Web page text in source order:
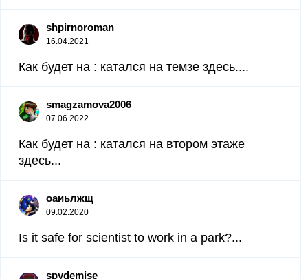
shpirnoroman
16.04.2021
Как будет на : катался на темзе здесь....
smagzamova2006
07.06.2022
Как будет на : катался на втором этаже
здесь...
оаиьлжщ
09.02.2020
Is it safe for scientist to work in a park?...
spydemise